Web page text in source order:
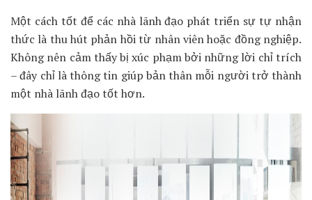
Một cách tốt để các nhà lãnh đạo phát triển sự tự nhận
thức là thu hút phản hồi từ nhân viên hoặc đồng nghiệp.
Không nên cảm thấy bị xúc phạm bởi những lời chỉ trích
– đây chỉ là thông tin giúp bản thân mỗi người trở thành
một nhà lãnh đạo tốt hơn.